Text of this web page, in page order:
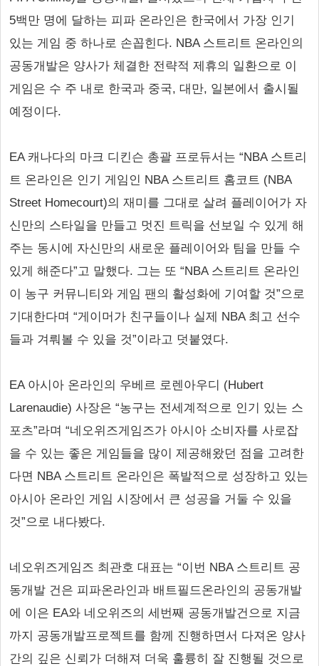
5백만 명에 달하는 피파 온라인은 한국에서 가장 인기
있는 게임 중 하나로 손꼽힌다. NBA 스트리트 온라인의
공동개발은 양사가 체결한 전략적 제휴의 일환으로 이
게임은 수 주 내로 한국과 중국, 대만, 일본에서 출시될
예정이다.
EA 캐나다의 마크 디킨슨 총괄 프로듀서는 “NBA 스트리
트 온라인은 인기 게임인 NBA 스트리트 홈코트 (NBA
Street Homecourt)의 재미를 그대로 살려 플레이어가 자
신만의 스타일을 만들고 멋진 트릭을 선보일 수 있게 해
주는 동시에 자신만의 새로운 플레이어와 팀을 만들 수
있게 해준다”고 말했다. 그는 또 “NBA 스트리트 온라인
이 농구 커뮤니티와 게임 팬의 활성화에 기여할 것”으로
기대한다며 “게이머가 친구들이나 실제 NBA 최고 선수
들과 겨뤄볼 수 있을 것”이라고 덧붙였다.
EA 아시아 온라인의 우베르 로렌아우디 (Hubert
Larenaudie) 사장은 “농구는 전세계적으로 인기 있는 스
포츠”라며 “네오위즈게임즈가 아시아 소비자를 사로잡
을 수 있는 좋은 게임들을 많이 제공해왔던 점을 고려한
다면 NBA 스트리트 온라인은 폭발적으로 성장하고 있는
아시아 온라인 게임 시장에서 큰 성공을 거둘 수 있을
것”으로 내다봤다.
네오위즈게임즈 최관호 대표는 “이번 NBA 스트리트 공
동개발 건은 피파온라인과 배트필드온라인의 공동개발
에 이은 EA와 네오위즈의 세번째 공동개발건으로 지금
까지 공동개발프로젝트를 함께 진행하면서 다져온 양사
간의 깊은 신뢰가 더해져 더욱 훌륭히 잘 진행될 것으로